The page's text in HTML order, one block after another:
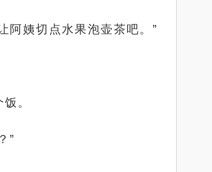
阿姨切点水果泡壶茶吧。”
。
”